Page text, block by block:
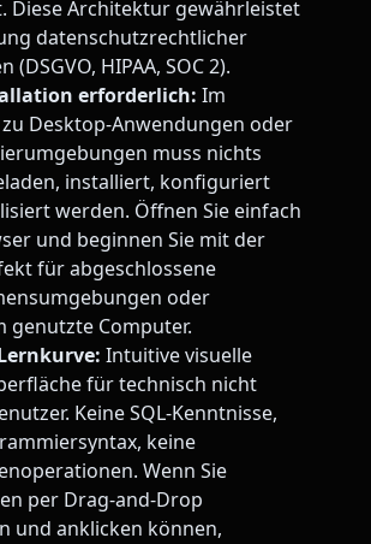
Diese Architektur gewährleistet
datenschutzrechtlicher
(DSGVO, HIPAA, SOC 2).
erforderlich: Im
Desktop-Anwendungen oder
muss nichts
installiert, konfiguriert
werden. Öffnen Sie einfach
und beginnen Sie mit der
für abgeschlossene
oder
genutzte Computer.
Intuitive visuelle
für technisch nicht
Keine SQL-Kenntnisse,
keine
Wenn Sie
per Drag-and-Drop
und anklicken können,